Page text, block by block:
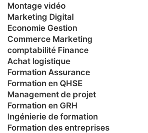
Montage vidéo
Marketing Digital
Economie Gestion
Commerce Marketing
comptabilité Finance
Achat logistique
Formation Assurance
Formation en QHSE
Management de projet
Formation en GRH
Ingénierie de formation
Formation des entreprises